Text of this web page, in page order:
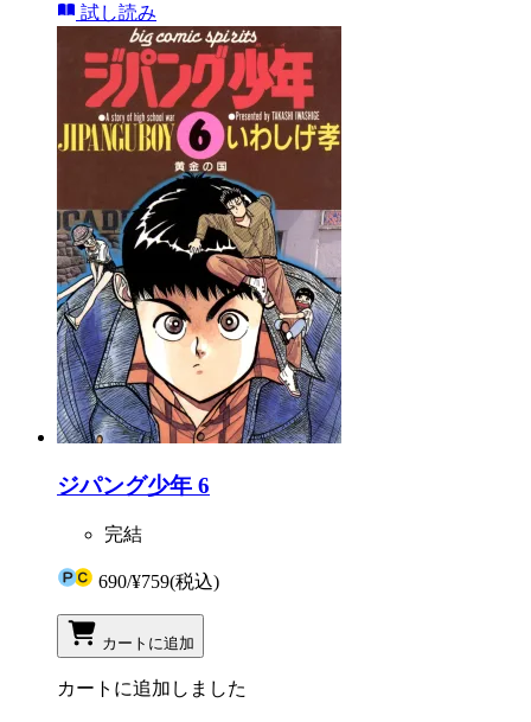
試し読み
ジパング少年 6
完結
690/¥759(税込)
カートに追加
カートに追加しました